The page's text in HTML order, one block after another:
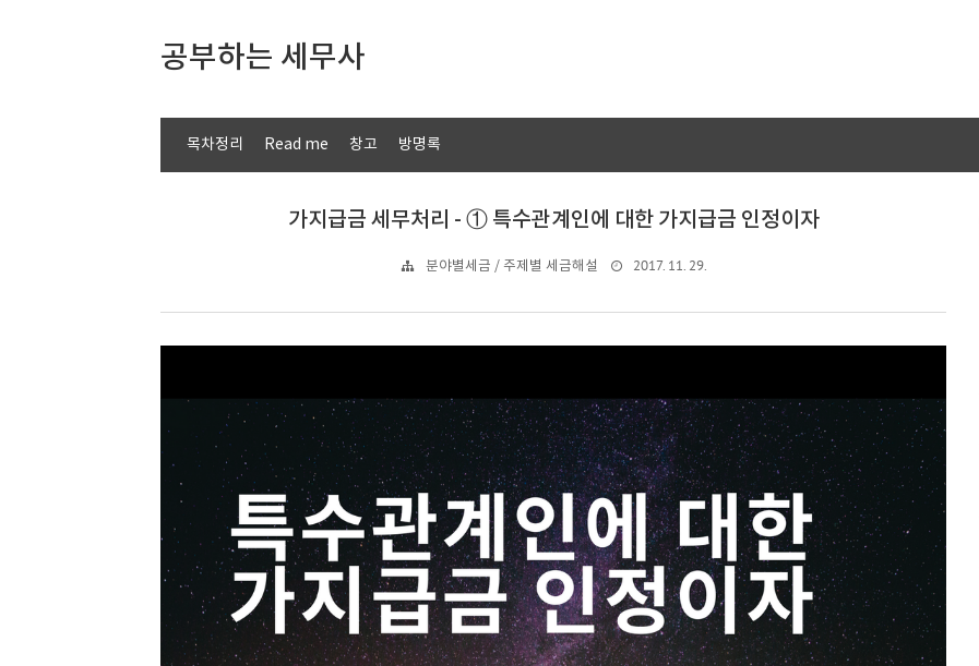
공부하는 세무사
목차정리 Read me 창고 방명록
가지급금 세무처리 - ① 특수관계인에 대한 가지급금 인정이자
분야별세금 / 주제별 세금해설 2017. 11. 29.